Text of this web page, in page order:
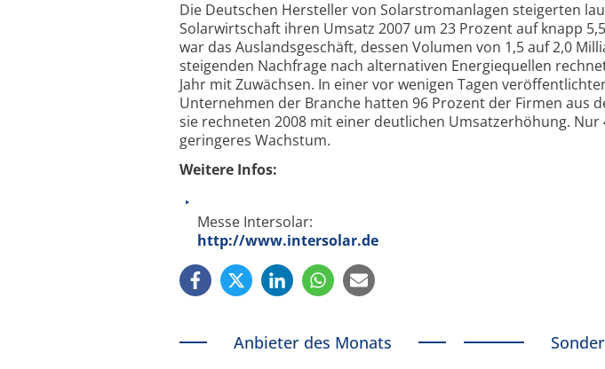
Die Deutschen Hersteller von Solarstromanlagen steigerten
Solarwirtschaft ihren Umsatz 2007 um 23 Prozent auf knapp
war das Auslandsgeschäft, dessen Volumen von 1,5 auf 2,0
steigenden Nachfrage nach alternativen Energiequellen
Jahr mit Zuwächsen. In einer vor wenigen Tagen
Unternehmen der Branche hatten 96 Prozent der Firmen aus
sie rechneten 2008 mit einer deutlichen Umsatzerhöhung.
geringeres Wachstum.
Weitere Infos:
Messe Intersolar:
http://www.intersolar.de
Anbieter des Monats